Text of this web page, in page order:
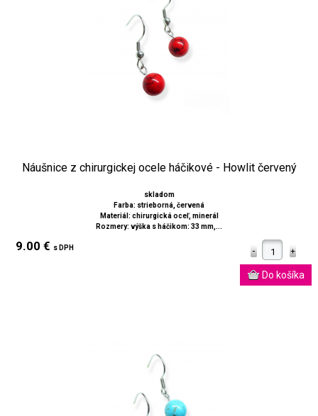
Náušnice z chirurgickej ocele háčikové - Howlit červený
skladom
Farba: strieborná, červená
Materiál: chirurgická oceľ, minerál
Rozmery: výška s háčikom: 33 mm,...
9.00 € s DPH